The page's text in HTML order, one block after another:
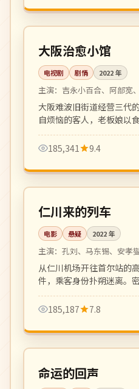
日本
完结
大阪治愈小馆
电视剧 剧情 2022年
主演： 吉永小百合、阿部宽
大阪难波旧街道经营三代
自烦恼的客人，老板娘以
客。
185,341
9.4
韩国
4K
仁川来的列车
电影 悬疑 2022年
主演： 孔刘、马东锡、安孝
从仁川机场开往首尔站的
件，乘客身份扑朔迷离。
奏紧凑反转密集。
185,187
7.8
韩国
4K
命运的回声